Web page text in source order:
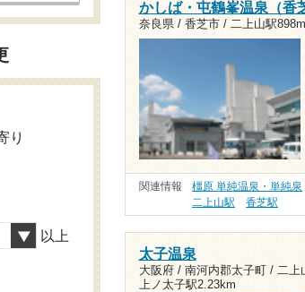
かしば・屯鶴峯温泉（香
奈良県 / 香芝市 / 二上山駅898m
関連情報 橿原 単純温泉・単純泉
二上山駅
香芝駅
太子温泉
大阪府 / 南河内郡太子町 / 二上
上ノ太子駅2.23km
り
以上